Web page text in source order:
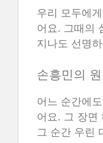
우리 모두에
어요. 그때의
지나도 선명
손흥민의
어느 순간에
어요. 그 장면
그 순간 우린